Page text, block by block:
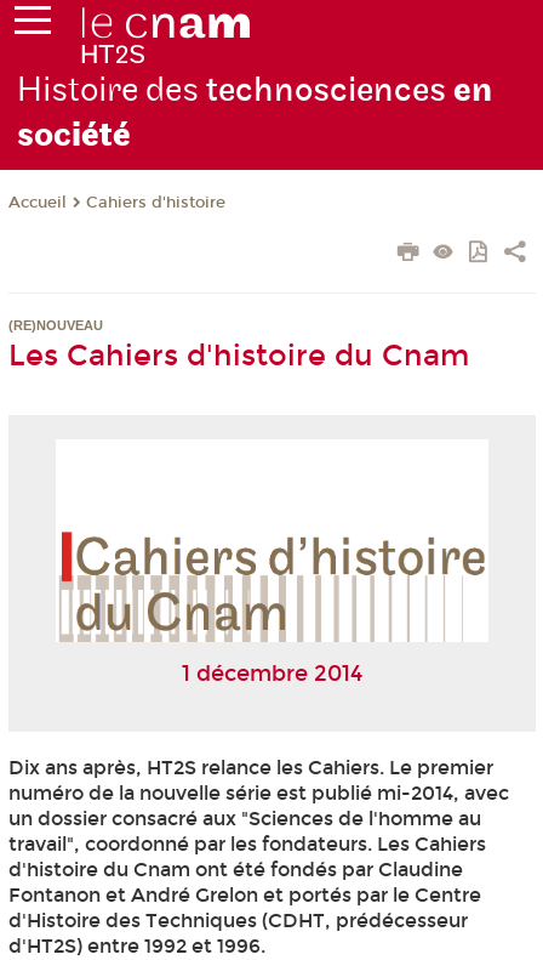
Histoire des technosciences en
société
Accueil Cahiers d'histoire
(RE)NOUVEAU
Les Cahiers d'histoire du Cnam
1 décembre 2014
Dix ans après, HT2S relance les Cahiers. Le premier
numéro de la nouvelle série est publié mi-2014, avec
un dossier consacré aux "Sciences de l'homme au
travail", coordonné par les fondateurs. Les Cahiers
d'histoire du Cnam ont été fondés par Claudine
Fontanon et André Grelon et portés par le Centre
d'Histoire des Techniques (CDHT, prédécesseur
d'HT2S) entre 1992 et 1996.